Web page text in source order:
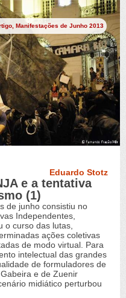
, Manifestações de Junho 2013
Eduardo Stotz
e a tentativa
(1)
de junho consistiu no
Independentes,
o curso das lutas,
ações coletivas
de modo virtual. Para
intelectual das grandes
de formuladores de
e de Zuenir
midiático perturbou